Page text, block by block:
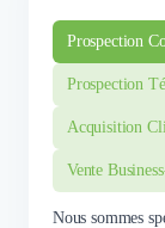
Prospection
Prospection
Acquisition
Vente
Nous sommes